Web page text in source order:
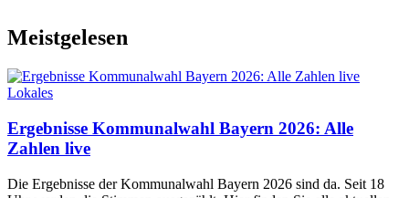
Meistgelesen
Lokales
Ergebnisse Kommunalwahl Bayern 2026: Alle
Zahlen live
Die Ergebnisse der Kommunalwahl Bayern 2026 sind da. Seit 18